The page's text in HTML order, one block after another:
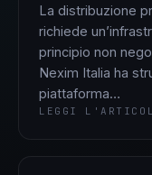
La distribuzione
richiede
principio non
Nexim Italia ha
piattaforma…
LEGGI